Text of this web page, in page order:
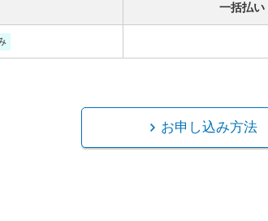
一括払い
お申し込み方法